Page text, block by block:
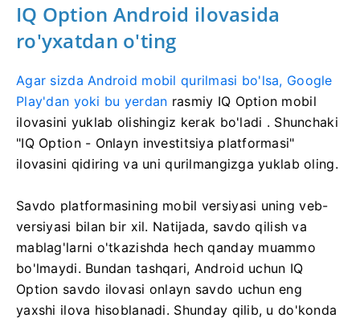
IQ Option Android ilovasida
ro'yxatdan o'ting
Agar sizda Android mobil qurilmasi bo'lsa, Google
Play'dan yoki bu yerdan rasmiy IQ Option mobil
ilovasini yuklab olishingiz kerak bo'ladi . Shunchaki
"IQ Option - Onlayn investitsiya platformasi"
ilovasini qidiring va uni qurilmangizga yuklab oling.
Savdo platformasining mobil versiyasi uning veb-
versiyasi bilan bir xil. Natijada, savdo qilish va
mablag'larni o'tkazishda hech qanday muammo
bo'lmaydi. Bundan tashqari, Android uchun IQ
Option savdo ilovasi onlayn savdo uchun eng
yaxshi ilova hisoblanadi. Shunday qilib, u do'konda